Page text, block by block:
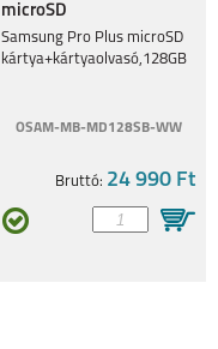
microSD
kártya+kártyaolvasó,128GB
Samsung Pro Plus microSD
kártya+kártyaolvasó,128GB
OSAM-MB-MD128SB-WW
Bruttó: 24 990 Ft